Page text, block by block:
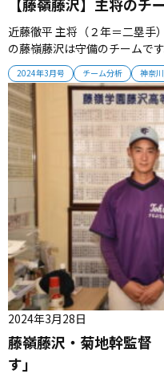
2024年3月号 チーム分析 神奈
近藤徹平 主将（２年＝二塁手
の藤嶺藤沢は守備のチームで
でリズムを作って攻撃につな
（２回戦）で桐光学園に負け
借りを返していきたいと考え
藤嶺藤沢・菊地幹監督
す」
2024年3月28日